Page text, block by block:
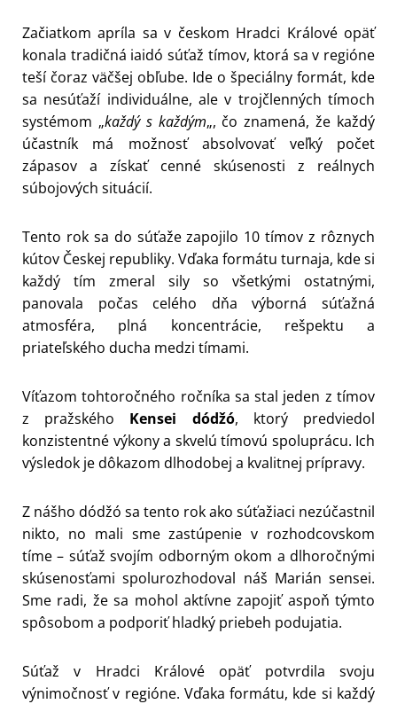
Začiatkom apríla sa v českom Hradci Králové opäť
konala tradičná iaidó súťaž tímov, ktorá sa v regióne
teší čoraz väčšej obľube. Ide o špeciálny formát, kde
sa nesúťaží individuálne, ale v trojčlenných tímoch
systémom „každý s každým„, čo znamená, že každý
účastník má možnosť absolvovať veľký počet
zápasov a získať cenné skúsenosti z reálnych
súbojových situácií.
Tento rok sa do súťaže zapojilo 10 tímov z rôznych
kútov Českej republiky. Vďaka formátu turnaja, kde si
každý tím zmeral sily so všetkými ostatnými,
panovala počas celého dňa výborná súťažná
atmosféra, plná koncentrácie, rešpektu a
priateľského ducha medzi tímami.
Víťazom tohtoročného ročníka sa stal jeden z tímov
z pražského Kensei dódžó, ktorý predviedol
konzistentné výkony a skvelú tímovú spoluprácu. Ich
výsledok je dôkazom dlhodobej a kvalitnej prípravy.
Z nášho dódžó sa tento rok ako súťažiaci nezúčastnil
nikto, no mali sme zastúpenie v rozhodcovskom
tíme – súťaž svojím odborným okom a dlhoročnými
skúsenosťami spolurozhodoval náš Marián sensei.
Sme radi, že sa mohol aktívne zapojiť aspoň týmto
spôsobom a podporiť hladký priebeh podujatia.
Súťaž v Hradci Králové opäť potvrdila svoju
výnimočnosť v regióne. Vďaka formátu, kde si každý